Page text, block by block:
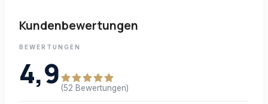
Kundenbewertungen
BEWERTUNGEN
4,9 (52 Bewertungen)